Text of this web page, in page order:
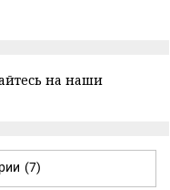
на наши
(7)